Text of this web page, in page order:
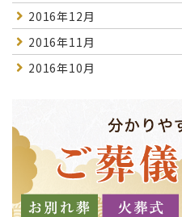
2016年12月
2016年11月
2016年10月